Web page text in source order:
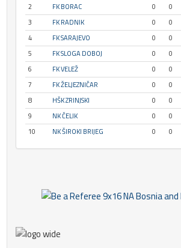
2
FK BORAC 0 0
3
FK RADNIK 0 0
4
FK SARAJEVO 0 0
5
FK SLOGA DOBOJ 0 0
6
FK VELEŽ 0 0
7
FK ŽELJEZNIČAR 0 0
8
HŠK ZRINJSKI 0 0
9
NK ČELIK 0 0
10
NK ŠIROKI BRIJEG 0 0